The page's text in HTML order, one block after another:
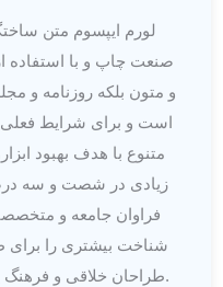
لورم ایپسوم متن
صنعت چاپ و با استفاده
و متون بلکه روزنامه و
است و برای شرایط فعلی
متنوع با هدف بهبود
زیادی در شصت و سه
فراوان جامعه و
شناخت بیشتری را برای
طراحان خلاقی و فرهنگ پیشرو در زبان فارسی ایجاد کرد.